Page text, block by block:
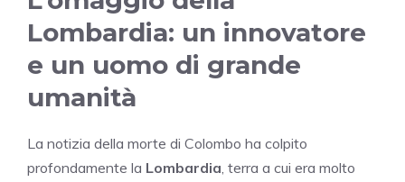
Lombardia: un innovatore
e un uomo di grande
umanità
La notizia della morte di Colombo ha colpito
profondamente la Lombardia, terra a cui era molto